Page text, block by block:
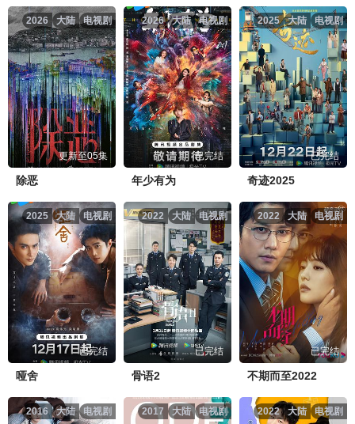
电视剧
大陆
2026
更新至05集
除恶
电视剧
大陆
2026
已完结
年少有为
电视剧
大陆
2025
已完结
奇迹2025
电视剧
大陆
2025
已完结
哑舍
电视剧
大陆
2022
已完结
骨语2
电视剧
大陆
2022
已完结
不期而至2022
电视剧
大陆
2016 电视剧
大陆
2017 电视剧
大陆
2022